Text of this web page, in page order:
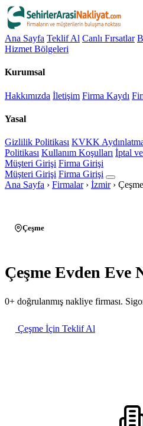
Ana Sayfa Teklif Al Canlı Fırsatlar
Hizmet Bölgeleri
Kurumsal
Hakkımızda İletişim Firma Kaydı
Yasal
Gizlilik Politikası KVKK
Politikası Kullanım Koşulları İptal
Müşteri Girişi Firma Girişi
Müşteri Girişi Firma Girişi
Ana Sayfa › Firmalar › İzmir › Çeşme
Çeşme
Çeşme Evden Eve
0+ doğrulanmış nakliye firması.
Çeşme İçin Teklif Al